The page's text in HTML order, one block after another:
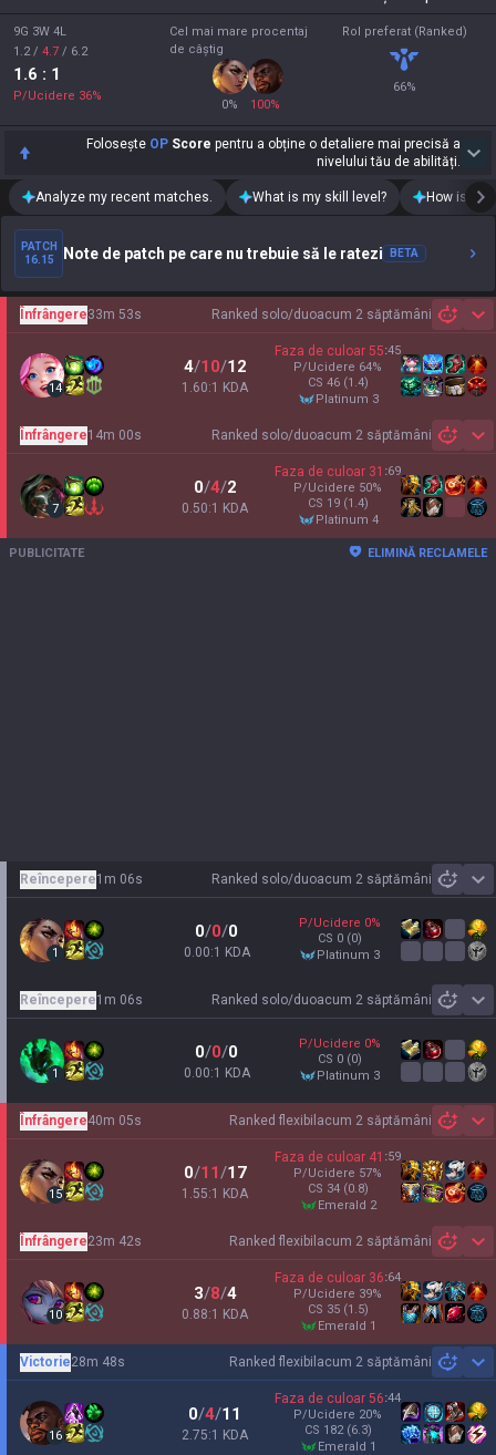
9G 3W 4L
1.2/ 4.7 / 6.2
1.6 : 1
P/Ucidere 36%
Cel mai mare procentaj
de câștig
0% 100%
Rol preferat (Ranked)
66%
Folosește OP Score pentru a obține o detaliere mai precisă a
nivelului tău de abilități.
Analyze my recent matches. What is my skill level? How is my
PATCH
16.15
Note de patch pe care nu trebuie să le ratezi BETA
Ranked solo/duoacum 2 săptămâni
Înfrângere33m 53s
14
4/10/12
1.60:1 KDA
Faza de culoar 55:45
P/Ucidere 64%
CS 46 (1.4)
platinum 3
Ranked solo/duoacum 2 săptămâni
Înfrângere14m 00s
7
0/4/2
0.50:1 KDA
Faza de culoar 31 :69
P/Ucidere 50%
CS 19 (1.4)
platinum 4
PUBLICITATE ELIMINĂ RECLAMELE
Ranked solo/duoacum 2 săptămâni
Reîncepere1m 06s
1
0/0/0
0.00:1 KDA
P/Ucidere 0%
CS 0 (0)
platinum 3
Ranked solo/duoacum 2 săptămâni
Reîncepere1m 06s
1
0/0/0
0.00:1 KDA
P/Ucidere 0%
CS 0 (0)
platinum 3
Ranked flexibil acum 2 săptămâni
Înfrângere40m 05s
15
0/11/17
1.55:1 KDA
Faza de culoar 41 :59
P/Ucidere 57%
CS 34 (0.8)
emerald 2
Ranked flexibil acum 2 săptămâni
Înfrângere23m 42s
10
3/8/4
0.88:1 KDA
Faza de culoar 36:64
P/Ucidere 39%
CS 35 (1.5)
emerald 1
Ranked flexibil acum 2 săptămâni
Victorie28m 48s
16
0/4/11
2.75:1 KDA
Faza de culoar 56:44
P/Ucidere 20%
CS 182 (6.3)
emerald 1